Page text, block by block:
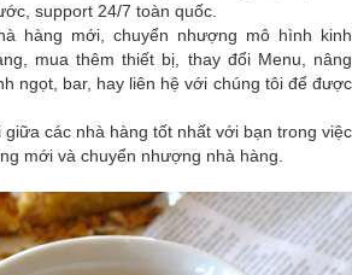
support 24/7 toàn quốc.
hàng mới, chuyển nhượng mô hình kinh
mua thêm thiết bị, thay đổi Menu, nâng
ngọt, bar, hay liên hệ với chúng tôi để được
các nhà hàng tốt nhất với bạn trong việc
mới và chuyển nhượng nhà hàng.